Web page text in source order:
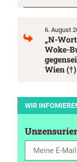
6. August
„N-
Woke-
Wien (†)
WIR